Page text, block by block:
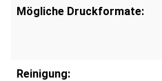
Mögliche Druckformate:
Reinigung: